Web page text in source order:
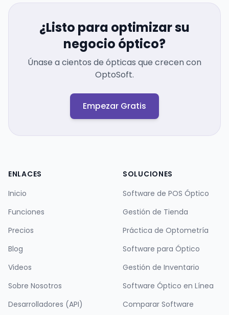
¿Listo para optimizar su
negocio óptico?
Únase a cientos de ópticas que crecen con
OptoSoft.
Empezar Gratis
ENLACES
Inicio
Funciones
Precios
Blog
Videos
Sobre Nosotros
Desarrolladores (API)
SOLUCIONES
Software de POS Óptico
Gestión de Tienda
Práctica de Optometría
Software para Óptico
Gestión de Inventario
Software Óptico en Línea
Comparar Software